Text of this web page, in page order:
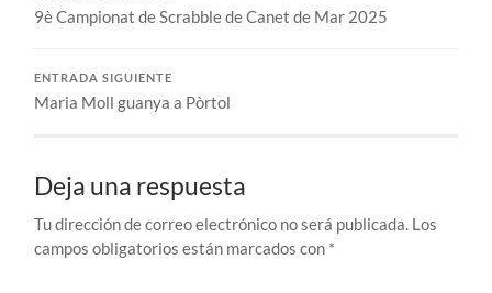
9è Campionat de Scrabble de Canet de Mar 2025
ENTRADA SIGUIENTE
Maria Moll guanya a Pòrtol
Deja una respuesta
Tu dirección de correo electrónico no será publicada. Los
campos obligatorios están marcados con *